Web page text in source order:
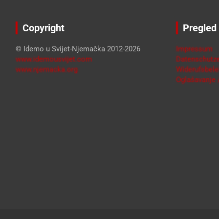
Copyright
© Idemo u Svijet-Njemačka 2012-2026
www.idemousvijet.com
www.njemacka.org
Pregled
Impressum